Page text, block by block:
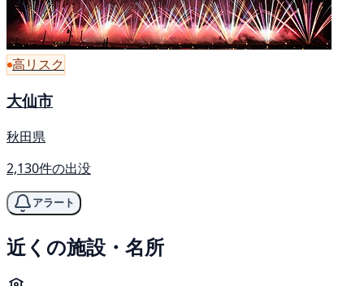
高リスク
大仙市
秋田県
2,130件の出没
アラート
近くの施設・名所